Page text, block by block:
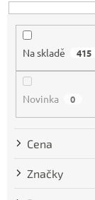
n
Na skladě 415
Novinka 0
Cena
Značky